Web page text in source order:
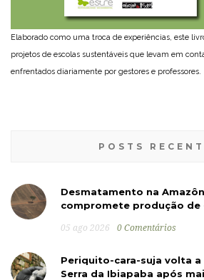
Elaborado como uma troca de experiências, este
projetos de escolas sustentáveis que levam em
enfrentados diariamente por gestores e professores.
POSTS
Desmatamento na
compromete produção de
05 ago 2026 0 Comentários
Periquito-cara-suja volta a
Serra da Ibiapaba após